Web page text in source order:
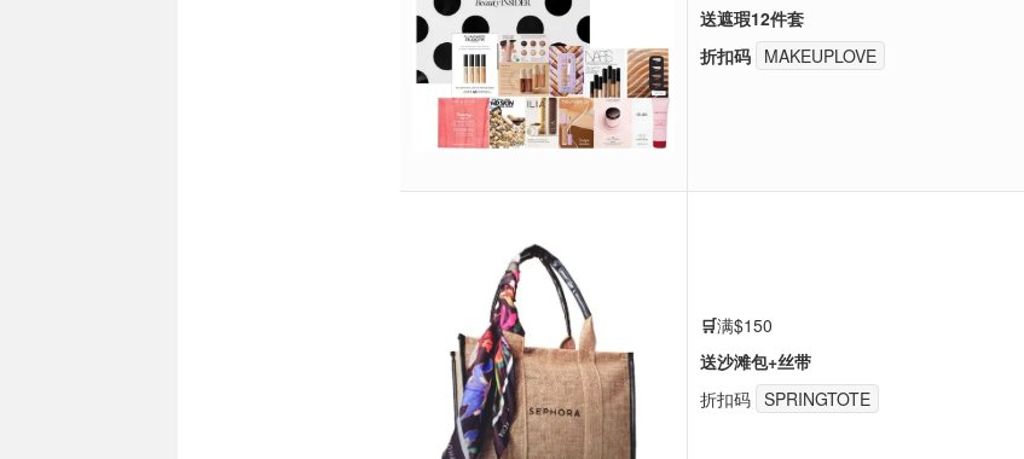
送遮瑕12件套
折扣码 MAKEUPLOVE
🛒满$150
送沙滩包+丝带
折扣码 SPRINGTOTE